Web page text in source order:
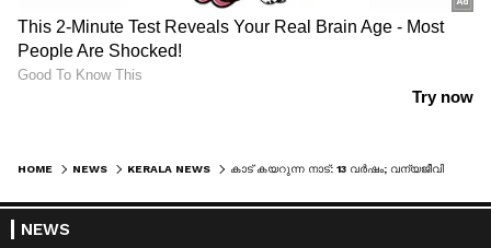
HOME NEWS KERALA NEWS
NEWS